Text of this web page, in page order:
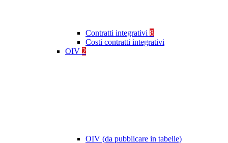
Contratti integrativi 8
Costi contratti integrativi
OIV 2
OIV (da pubblicare in tabelle)